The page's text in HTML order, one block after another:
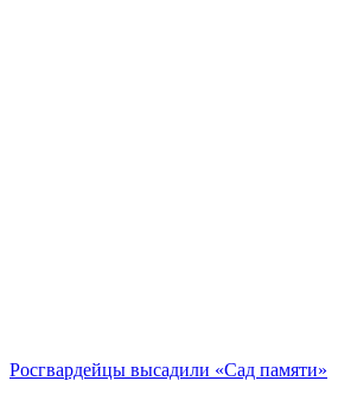
Росгвардейцы высадили «Сад памяти»